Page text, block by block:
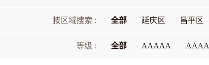
按区域搜索 : 全部 延庆区 昌平区
等级 : 全部 AAAAA AAAA